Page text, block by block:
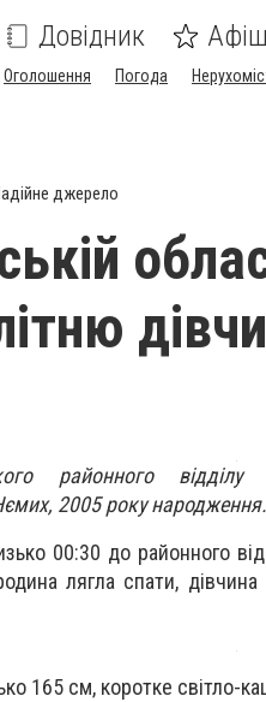
Довідник
Оголошення Погода
джерело
районного відділу
2005 року народження.
00:30 до районного
лягла спати,
165 см, коротке світло-